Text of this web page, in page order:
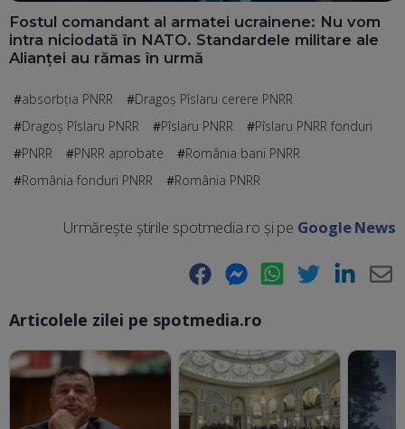
Fostul comandant al armatei ucrainene: Nu vom
intra niciodată în NATO. Standardele militare ale
Alianței au rămas în urmă
absorbția PNRR
Dragoş Pîslaru cerere PNRR
Dragoș Pîslaru PNRR
Pîslaru PNRR
Pîslaru PNRR fonduri
PNRR
PNRR aprobate
România bani PNRR
România fonduri PNRR
România PNRR
Urmărește știrile spotmedia.ro și pe Google News
Facebook Messenger WhatsApp Twitter LinkedIn
Articolele zilei pe spotmedia.ro